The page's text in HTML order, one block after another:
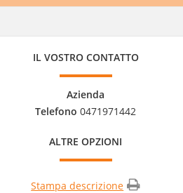
IL VOSTRO CONTATTO
Azienda
Telefono 0471971442
ALTRE OPZIONI
Stampa descrizione